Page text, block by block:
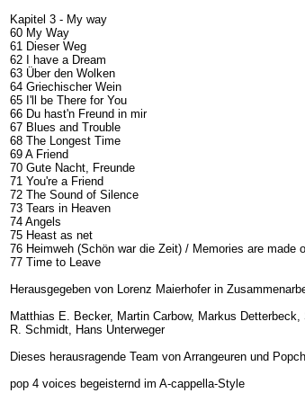
Kapitel 3 - My way
60 My Way
61 Dieser Weg
62 I have a Dream
63 Über den Wolken
64 Griechischer Wein
65 I'll be There for You
66 Du hast'n Freund in mir
67 Blues and Trouble
68 The Longest Time
69 A Friend
70 Gute Nacht, Freunde
71 You're a Friend
72 The Sound of Silence
73 Tears in Heaven
74 Angels
75 Heast as net
76 Heimweh (Schön war die Zeit) / Memories are made
77 Time to Leave
Herausgegeben von Lorenz Maierhofer in
Matthias E. Becker, Martin Carbow, Markus
R. Schmidt, Hans Unterweger
Dieses herausragende Team von Arrangeuren und
pop 4 voices begeisternd im A-cappella-Style